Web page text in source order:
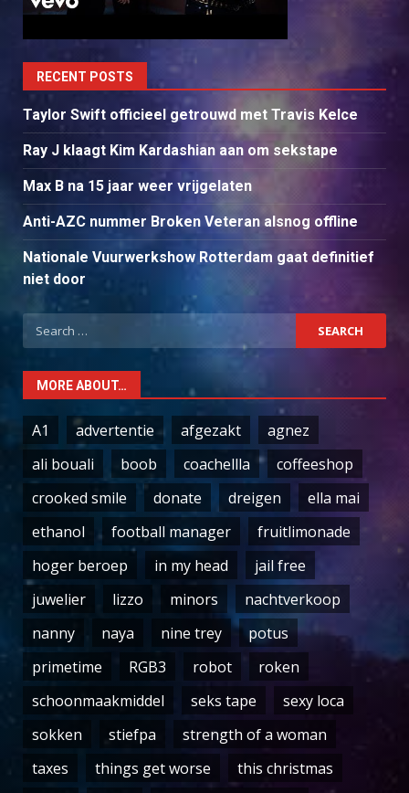
RECENT POSTS
Taylor Swift officieel getrouwd met Travis Kelce
Ray J klaagt Kim Kardashian aan om sekstape
Max B na 15 jaar weer vrijgelaten
Anti-AZC nummer Broken Veteran alsnog offline
Nationale Vuurwerkshow Rotterdam gaat definitief
niet door
Search
for:
MORE ABOUT…
A1 advertentie afgezakt
agnez
ali bouali
boob coachellla
coffeeshop
crooked smile
donate dreigen
ella mai
ethanol
football manager
fruitlimonade
hoger beroep
in my head
jail free
juwelier
lizzo minors
nachtverkoop
nanny
naya nine trey
potus
primetime
RGB3 robot
roken
schoonmaakmiddel
seks tape
sexy loca
sokken
stiefpa
strength of a woman
taxes
things get worse
this christmas